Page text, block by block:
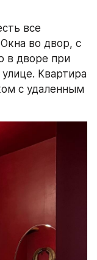
все
во двор, с
в дворе при
Квартира
с удаленным